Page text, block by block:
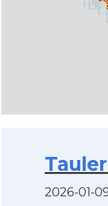
2026-01-